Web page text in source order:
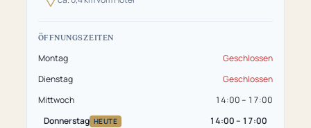
ÖFFNUNGSZEITEN
Montag
Geschlossen
Dienstag
Geschlossen
Mittwoch
14:00 – 17:00
Donnerstag HEUTE
14:00 – 17:00